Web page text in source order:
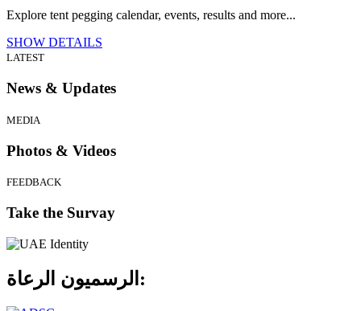
Explore tent pegging calendar, events, results and more...
SHOW DETAILS
LATEST
News & Updates
MEDIA
Photos & Videos
FEEDBACK
Take the Survay
الرسميون الرعاة: